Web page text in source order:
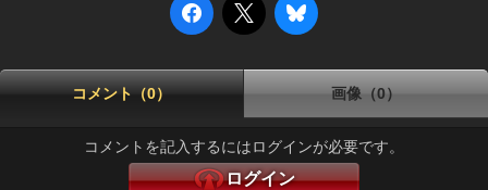
コメント（0） 画像（0）
コメントを記入するにはログインが必要です。
ログイン